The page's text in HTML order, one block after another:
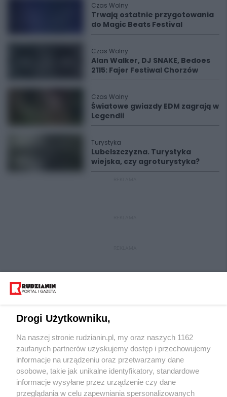
Czas Wolny
Trwają ostatnie przygotowania
do Magic Beats Festival
Czas Wolny
Alan Walker, DJ SNAKE, Bedoes
2115: Fajer Festiwal Chorzów
Czas Wolny
Światowe gwiazdy EDM zagrają w
Legendii
Turystyka
Lubelszczyzna. Turystyka
wiejska, czy agroturystyka?
Wydawca mediów lokalnych
Drogi Użytkowniku,
Na naszej stronie rudzianin.pl, my oraz naszych 1162
zaufanych partnerów uzyskujemy dostęp i przechowujemy
informacje na urządzeniu oraz przetwarzamy dane
osobowe, takie jak unikalne identyfikatory, standardowe
informacje wysyłane przez urządzenie czy dane
przeglądania w celu zapewniania spersonalizowanych